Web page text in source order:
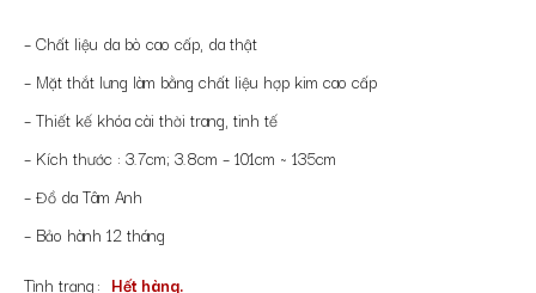
– Chất liệu da bò cao cấp, da thật
– Mặt thắt lưng làm bằng chất liệu hợp kim cao cấp
– Thiết kế khóa cài thời trang, tinh tế
– Kích thước : 3.7cm; 3.8cm – 101cm ~ 135cm
– Đồ da Tâm Anh
– Bảo hành 12 tháng
Tình trạng
Hết hàng.